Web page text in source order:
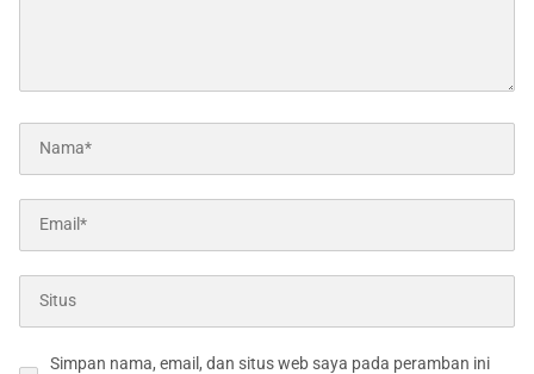
Simpan nama, email, dan situs web saya pada peramban ini